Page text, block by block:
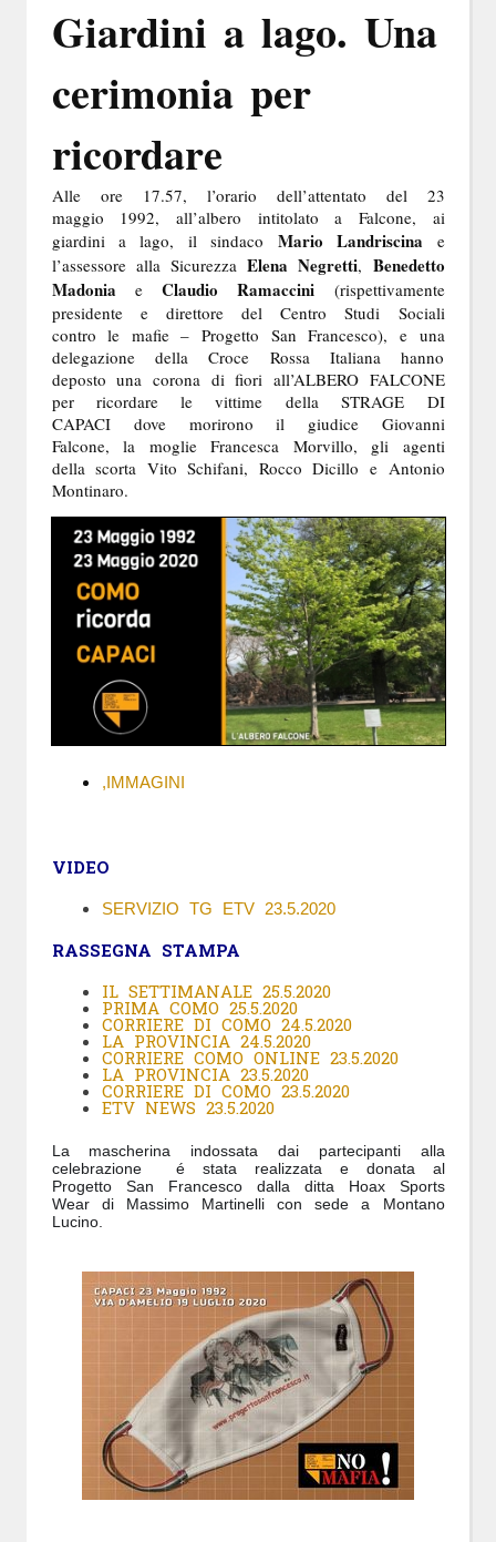
Giardini a lago. Una
cerimonia per
ricordare
Alle ore 17.57, l’orario dell’attentato del 23
maggio 1992, all’albero intitolato a Falcone, ai
giardini a lago, il sindaco Mario Landriscina e
l’assessore alla SicurezzaElena Negretti, Benedetto
Madonia e Claudio Ramaccini (rispettivamente
presidente e direttore del Centro Studi Sociali
contro le mafie – Progetto San Francesco), e una
delegazione della Croce Rossa Italiana hanno
deposto una corona di fiori all’ALBERO FALCONE
per ricordare le vittime della STRAGE DI
CAPACIdove morirono il giudice Giovanni
Falcone, la moglie Francesca Morvillo, gli agenti
della scorta Vito Schifani, Rocco Dicillo e Antonio
Montinaro.
,IMMAGINI
VIDEO
SERVIZIO TG ETV 23.5.2020
RASSEGNA STAMPA
IL SETTIMANALE 25.5.2020
PRIMA COMO 25.5.2020
CORRIERE DI COMO 24.5.2020
LA PROVINCIA 24.5.2020
CORRIERE COMO ONLINE 23.5.2020
LA PROVINCIA 23.5.2020
CORRIERE DI COMO 23.5.2020
ETV NEWS 23.5.2020
La mascherina indossata dai partecipanti alla
celebrazione é stata realizzata e donata al
Progetto San Francesco dalla ditta Hoax Sports
Wear di Massimo Martinelli con sede a Montano
Lucino.